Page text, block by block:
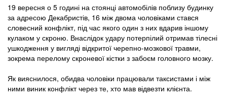
19 вересня о 5 годині на стоянці автомобілів поблизу будинку
за адресою Декабристів, 16 між двома чоловіками стався
словесний конфлікт, під час якого один з них вдарив іншому
кулаком у скроню. Внаслідок удару потерпілий отримав тілесні
ушкодження у вигляді відкритої черепно-мозкової травми,
зокрема перелому скроневої кістки з забоєм головного мозку.
Як вияснилося, обидва чоловіки працювали таксистами і між
ними виник конфлікт через те, хто мав відвезти клієнта.